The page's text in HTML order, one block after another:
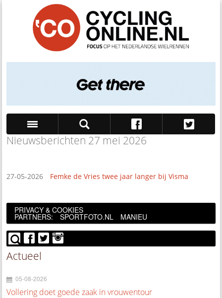
Nieuwsberichten 27 mei 2026
27-05-2026 Femke de Vries twee jaar langer bij Visma
PRIVACY & COOKIES
PARTNERS: SPORTFOTO.NL MANIEU
Actueel
05-08-2026
Vollering doet goede zaak in vrouwentour